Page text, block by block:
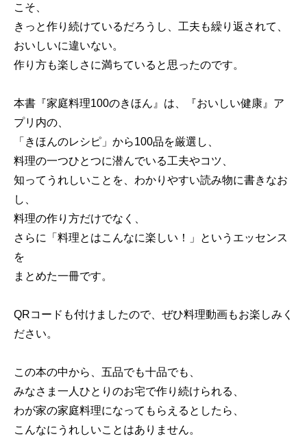
こそ、
きっと作り続けているだろうし、工夫も繰り返されて、
おいしいに違いない。
作り方も楽しさに満ちていると思ったのです。
本書『家庭料理100のきほん』は、『おいしい健康』ア
プリ内の、
「きほんのレシピ」から100品を厳選し、
料理の一つひとつに潜んでいる工夫やコツ、
知ってうれしいことを、わかりやすい読み物に書きなお
し、
料理の作り方だけでなく、
さらに「料理とはこんなに楽しい！」というエッセンス
を
まとめた一冊です。
QRコードも付けましたので、ぜひ料理動画もお楽しみく
ださい。
この本の中から、五品でも十品でも、
みなさま一人ひとりのお宅で作り続けられる、
わが家の家庭料理になってもらえるとしたら、
こんなにうれしいことはありません。